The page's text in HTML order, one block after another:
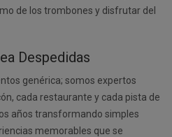
de los trombones y disfrutar del
Despedidas
genérica; somos expertos
cada restaurante y cada pista de
años transformando simples
memorables que se